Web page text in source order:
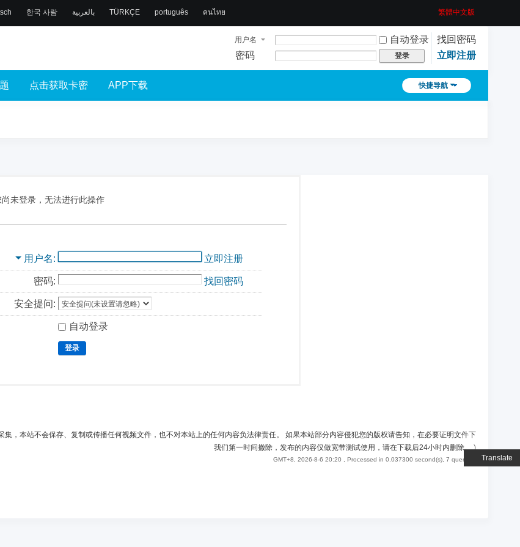
Translate
한국 사람 بالعربية TÜRKÇE português คนไทย 繁體中文版
用户名 自动登录
找回密码
密码
登录 立即注册
快捷导航
点击获取卡密 APP下载
未登录，无法进行此操作
用户名 立即注册
密码: 找回密码
安全提问:
自动登录
登录
集，本站不会保存、复制或传播任何视频文件，也不对本站上的任何内容负法律责任。 如果本站部分内容侵犯您的版权请告知，在必要证明文件下
我们第一时间撤除，发布的内容仅做宽带测试使用，请在下载后24小时内删除。)
GMT+8, 2026-8-6 20:20 , Processed in 0.037300 second(s), 7 queries .